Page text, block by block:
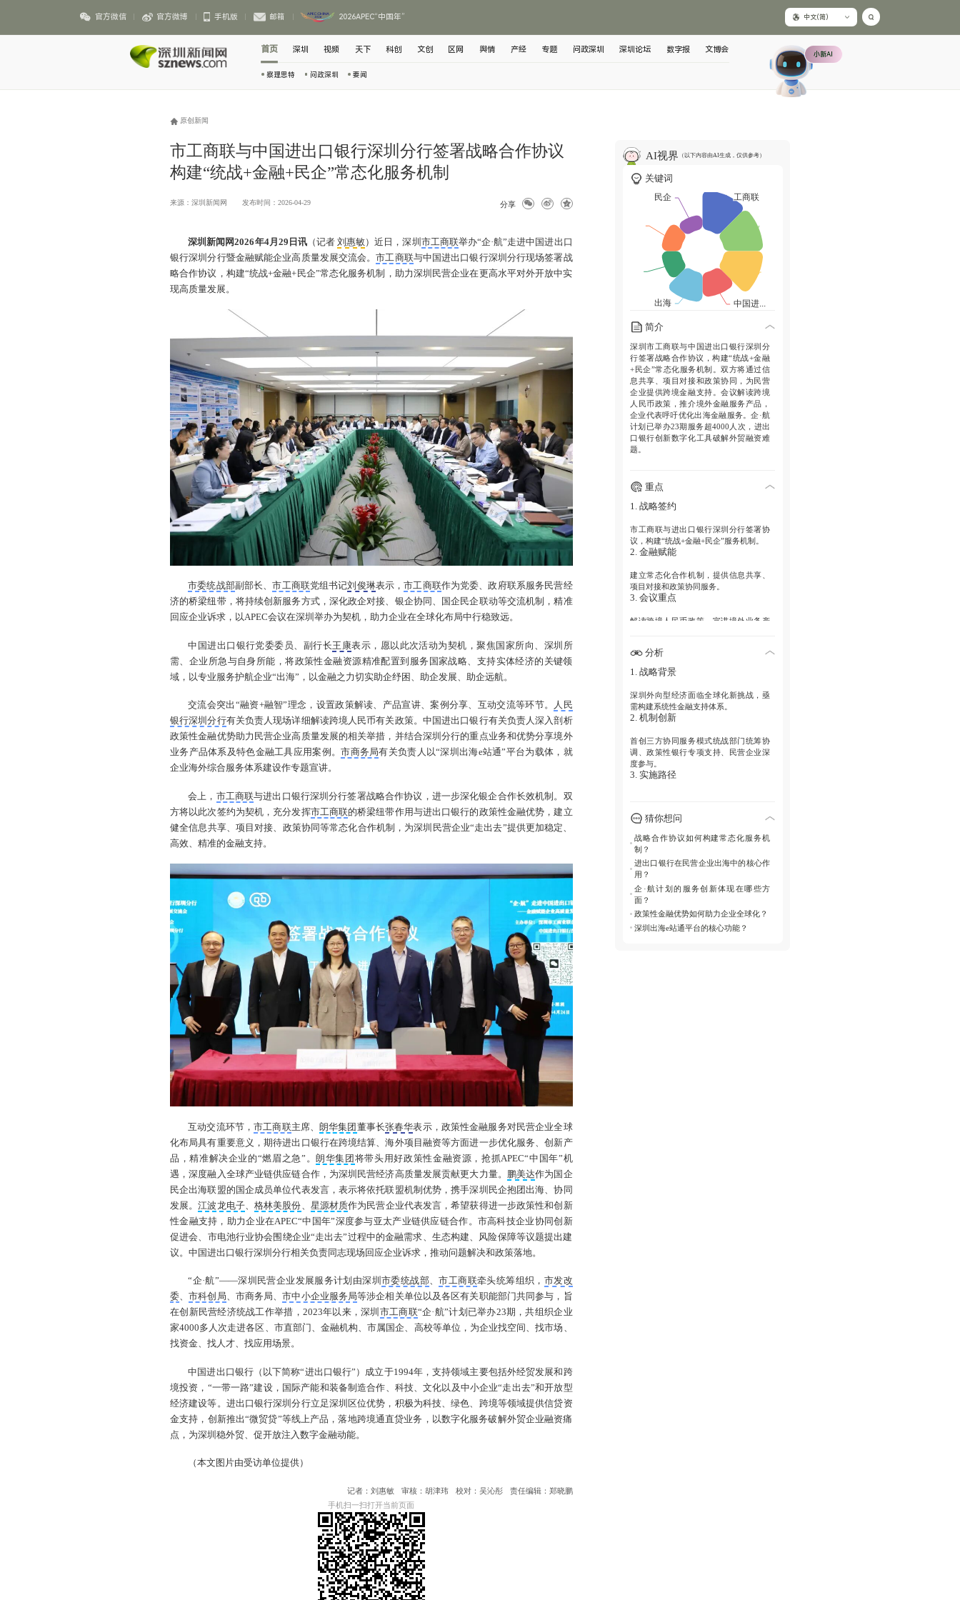
官方微信 官方微博 手机版 邮箱 2026APEC“中国年” 中文(简)
首页
察理思特 问政深圳 要闻
深圳 视频 天下 科创 文创 区网 舆情 产经 专题 问政深圳 深圳论坛 数字报 文博会 小新AI
原创新闻
市工商联与中国进出口银行深圳分行签署战略合作协议
构建“统战+金融+民企”常态化服务机制
来源：深圳新闻网 发布时间：2026-04-29 分享
深圳新闻网2026年4月29日讯（记者刘惠敏）近日，深圳 市工商联举办“企·航”走进中国进出口
银行深圳分行暨金融赋能企业高质量发展交流会。市工商联与中国进出口银行深圳分行现场签署战
略合作协议，构建“统战+金融+民企”常态化服务机制，助力深圳民营企业在更高水平对外开放中实
现高质量发展。
市委统战部副部长、市工商联党组书记刘俊琳表示，市工商联作为党委、政府联系服务民营经
济的桥梁纽带，将持续创新服务方式，深化政企对接、银企协同、国企民企联动等交流机制，精准
回应企业诉求，以APEC会议在深圳举办为契机，助力企业在全球化布局中行稳致远。
中国进出口银行党委委员、副行长王康表示，愿以此次活动为契机，聚焦国家所向、深圳所
需、企业所急与自身所能，将政策性金融资源精准配置到服务国家战略、支持实体经济的关键领
域，以专业服务护航企业“出海”，以金融之力切实助企纾困、助企发展、助企远航。
交流会突出“融资+融智”理念，设置政策解读、产品宣讲、案例分享、互动交流等环节。
人民
银行深圳分行有关负责人现场详细解读跨境人民币有关政策。中国进出口银行有关负责人深入剖析
政策性金融优势助力民营企业高质量发展的相关举措，并结合深圳分行的重点业务和优势分享境外
业务产品体系及特色金融工具应用案例。市商务局有关负责人以“深圳出海e站通”平台为载体，就
企业海外综合服务体系建设作专题宣讲。
会上， 市工商联与进出口银行深圳分行签署战略合作协议，进一步深化银企合作长效机制。双
方将以此次签约为契机，充分发挥市工商联的桥梁纽带作用与进出口银行的政策性金融优势，建立
健全信息共享、项目对接、政策协同等常态化合作机制，为深圳民营企业“走出去”提供更加稳定、
高效、精准的金融支持。
互动交流环节，市工商联主席、 朗华集团 董事长张春华表示，政策性金融服务对民营企业全球
化布局具有重要意义，期待进出口银行在跨境结算、海外项目融资等方面进一步优化服务、创新产
品，精准解决企业的“燃眉之急”。 朗华集团 将带头用好政策性金融资源，抢抓APEC“中国年”机
遇，深度融入全球产业链供应链合作，为深圳民营经济高质量发展贡献更大力量。 鹏美达作为国企
民企出海联盟的国企成员单位代表发言，表示将依托联盟机制优势，携手深圳民企抱团出海、协同
发展。江波龙电子、 格林美股份、 星源材质作为民营企业代表发言，希望获得进一步政策性和创新
性金融支持，助力企业在APEC“中国年”深度参与亚太产业链供应链合作。市高科技企业协同创新
促进会、市电池行业协会围绕企业“走出去”过程中的金融需求、生态构建、风险保障等议题提出建
议。中国进出口银行深圳分行相关负责同志现场回应企业诉求，推动问题解决和政策落地。
“企·航”——深圳民营企业发展服务计划由深圳市委统战部、市工商联牵头统筹组织， 市发改
委、市科创局、市商务局、市中小企业服务局等涉企相关单位以及各区有关职能部门共同参与，旨
在创新民营经济统战工作举措，2023年以来，深圳 市工商联“企·航”计划已举办23期，共组织企业
家4000多人次走进各区、市直部门、金融机构、市属国企、高校等单位，为企业找空间、找市场、
找资金、找人才、找应用场景。
中国进出口银行（以下简称“进出口银行”）成立于1994年，支持领域主要包括外经贸发展和跨
境投资，“一带一路”建设，国际产能和装备制造合作、科技、文化以及中小企业“走出去”和开放型
经济建设等。进出口银行深圳分行立足深圳区位优势，积极为科技、绿色、跨境等领域提供信贷资
金支持，创新推出“微贸贷”等线上产品，落地跨境通直贷业务，以数字化服务破解外贸企业融资痛
点，为深圳稳外贸、促开放注入数字金融动能。
（本文图片由受访单位提供）
记者：刘惠敏 审核：胡津玮 校对：吴沁彤
责任编辑：郑晓鹏
手机扫一扫打开当前页面
AI视界 （以下内容由AI生成，仅供参考）
关键词
简介
深圳市工商联与中国进出口银行深圳分
行签署战略合作协议，构建“统战+金融
+民企”常态化服务机制。双方将通过信
息共享、项目对接和政策协同，为民营
企业提供跨境金融支持。会议解读跨境
人民币政策，推介境外金融服务产品，
企业代表呼吁优化出海金融服务。企·航
计划已举办23期服务超4000人次，进出
口银行创新数字化工具破解外贸融资难
题。
重点
1. 战略签约
市工商联与进出口银行深圳分行签署协
议，构建“统战+金融+民企”服务机制。
2. 金融赋能
建立常态化合作机制，提供信息共享、
项目对接和政策协同服务。
3. 会议重点
解读跨境人民币政策，宣讲境外业务产
企业代表要求优化跨境结算服务，加强
APEC机遇下的产业链合作支持。
企·航计划累计服务超4000人次，解决企
业五大核心需求。
6. 创新服务
进出口银行推出数字化产品，破解外贸
企业融资痛点。
分析
1. 战略背景
深圳外向型经济面临全球化新挑战，亟
需构建系统性金融支持体系。
2. 机制创新
首创三方协同服务模式统战部门统筹协
调、政策性银行专项支持、民营企业深
度参与。
3. 实施路径
服务通道。
朗华集团等代表企业提出跨境结算优
化、海外项目融资等具体诉求，行业协
会建议建立风险补偿基金。
5. 服务成效
企·航计划累计促成融资超50亿元，进出
口银行深圳分行外贸贷款余额年增
25%。
猜你想问
战略合作协议如何构建常态化服务机
制？
进出口银行在民营企业出海中的核心作
用？
企·航计划的服务创新体现在哪些方
面？
政策性金融优势如何助力企业全球化？
深圳出海e站通平台的核心功能？